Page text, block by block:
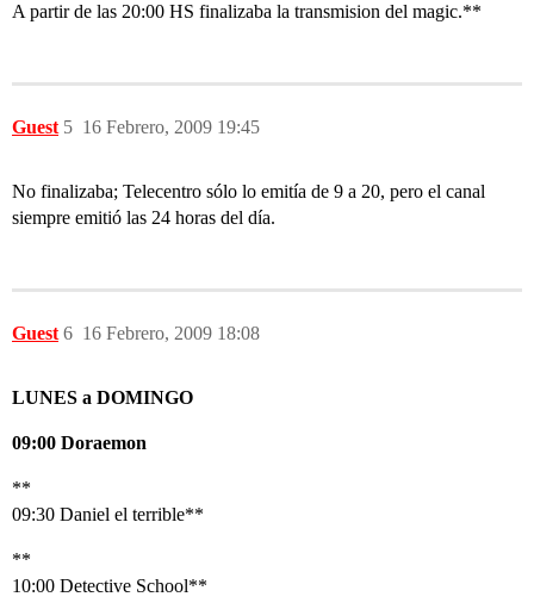
A partir de las 20:00 HS finalizaba la transmision del magic.**
Guest 16 Febrero, 2009 19:45
5
No finalizaba; Telecentro sólo lo emitía de 9 a 20, pero el canal
siempre emitió las 24 horas del día.
Guest 16 Febrero, 2009 18:08
6
LUNES a DOMINGO
09:00 Doraemon
**
09:30 Daniel el terrible**
**
10:00 Detective School**